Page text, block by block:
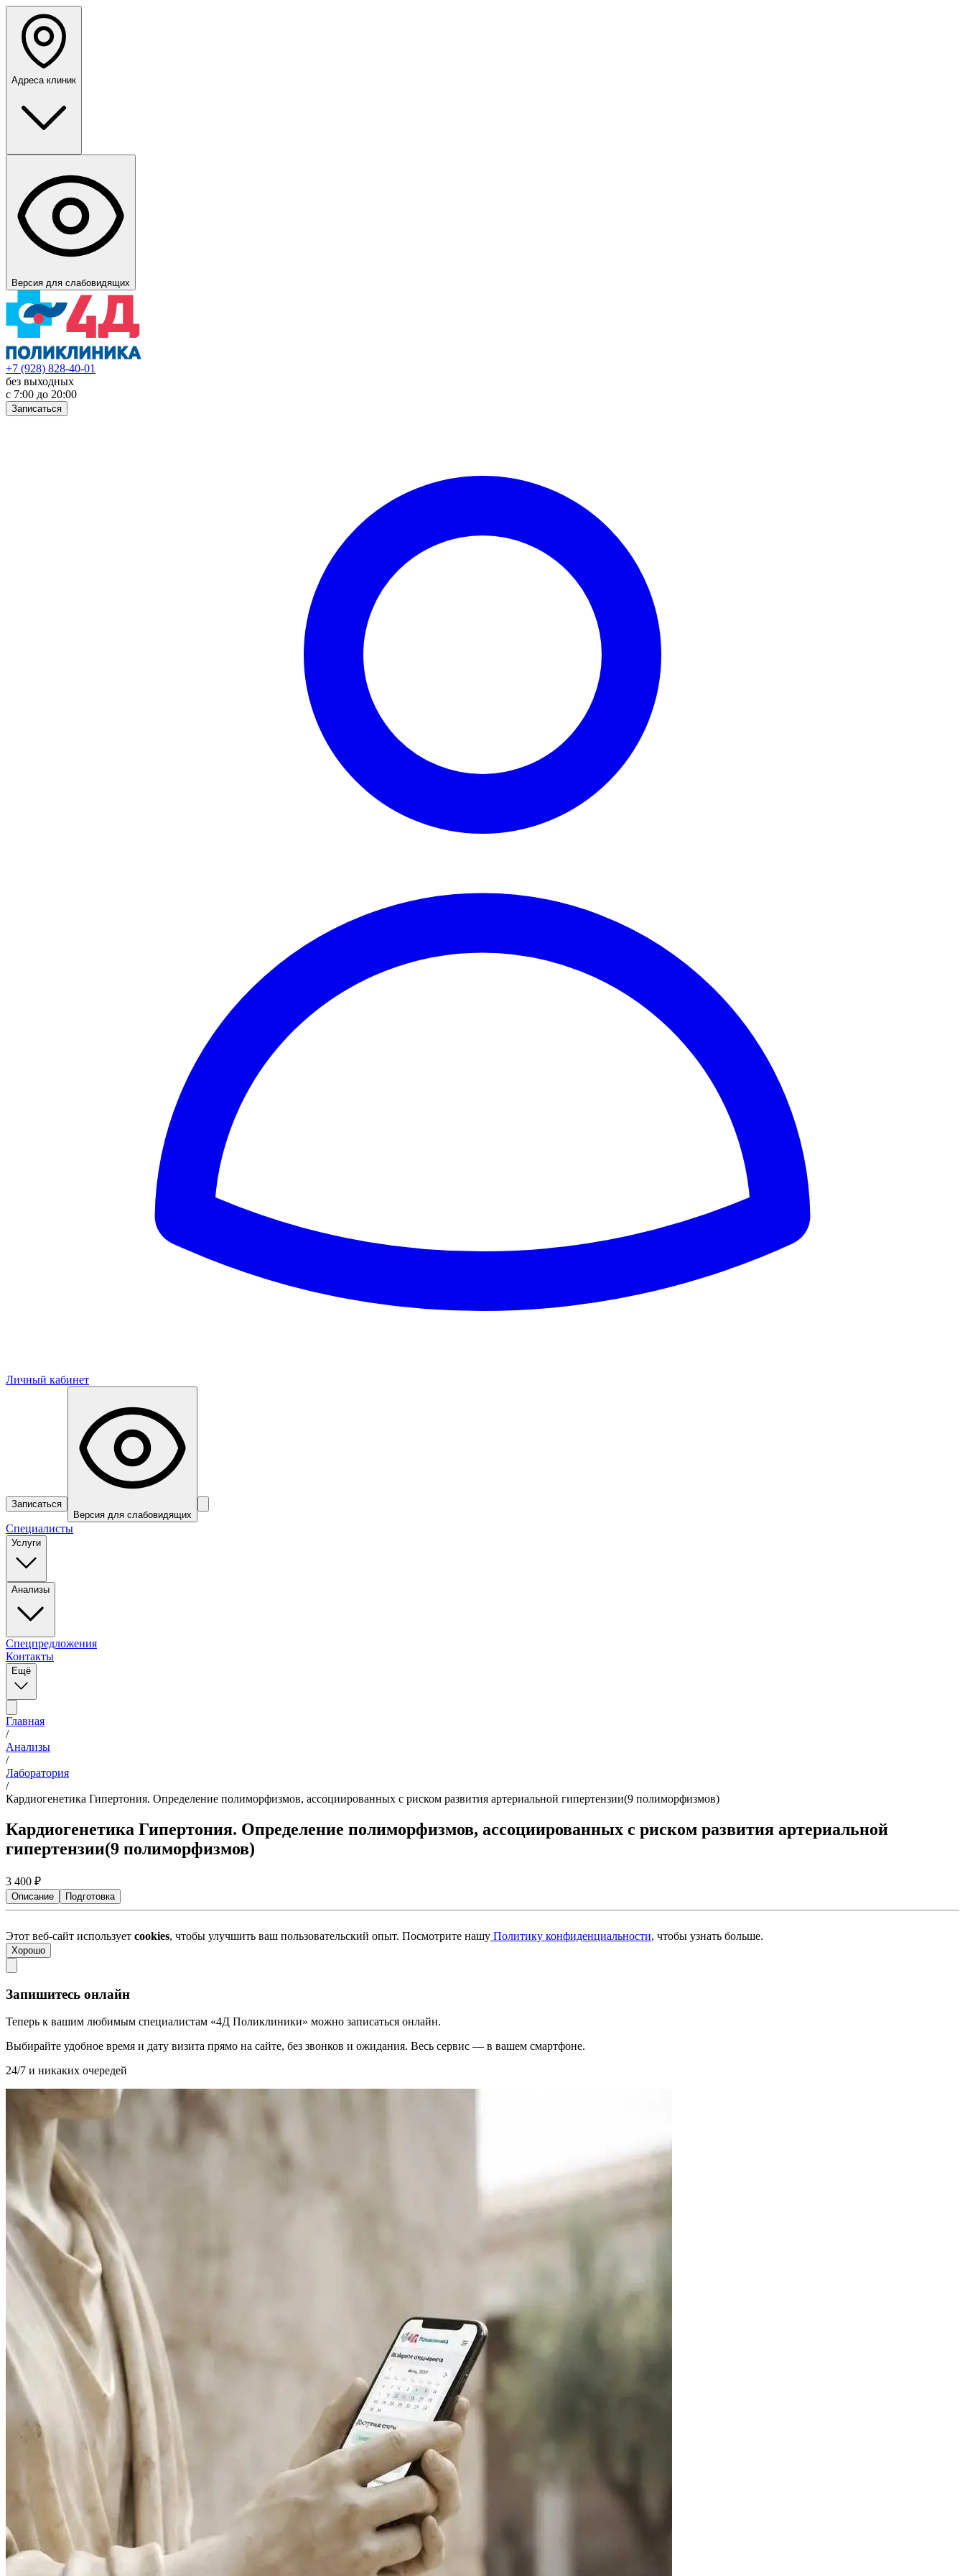
Адреса клиник
Версия для слабовидящих
+7 (928) 828-40-01
без выходных
с 7:00 до 20:00
Записаться
Личный кабинет
Записаться
Версия для слабовидящих
Специалисты
Услуги
Анализы
Спецпредложения
Контакты
Ещё
Главная
/
Анализы
/
Лаборатория
/
Кардиогенетика Гипертония. Определение полиморфизмов, ассоциированных с риском развития артериальной гипертензии(9 полиморфизмов)
Кардиогенетика Гипертония. Определение полиморфизмов, ассоциированных с риском развития артериальной
гипертензии(9 полиморфизмов)
3 400 ₽
Описание Подготовка
Этот веб-сайт использует cookies, чтобы улучшить ваш пользовательский опыт. Посмотрите нашу Политику конфиденциальности, чтобы узнать больше.
Хорошо
Запишитесь онлайн
Теперь к вашим любимым специалистам «4Д Поликлиники» можно записаться онлайн.
Выбирайте удобное время и дату визита прямо на сайте, без звонков и ожидания. Весь сервис — в вашем смартфоне.
24/7 и никаких очередей